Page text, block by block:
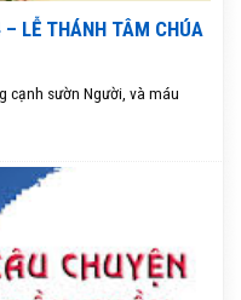
THÁNH TÂM CHÚA
cạnh sườn Người, và máu